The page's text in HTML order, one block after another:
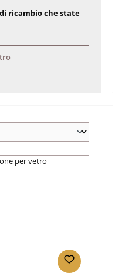
ricambio che state